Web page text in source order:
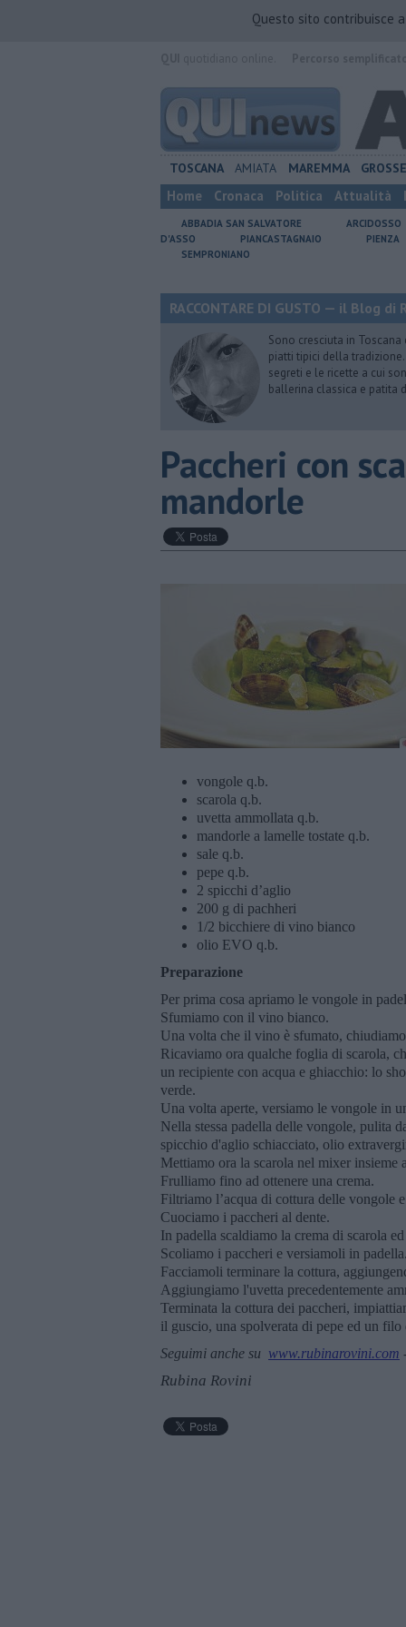
Questo sito contribuisce
TOSCANA AMIATA MAREMMA
Home Cronaca Politica Attualità
ABBADIA SAN SALVATORE ARCIDOSSO
D'ASSO
PIANCASTAGNAIO PIENZA
SEMPRONIANO
RACCONTARE DI GUSTO — il Blog di
Sono cresciuta in
piatti tipici della
segreti e le ricette a cui
ballerina classica e patita
Paccheri con
mandorle
vongole q.b.
scarola q.b.
uvetta ammollata q.b.
mandorle a lamelle tostate q.b.
sale q.b.
pepe q.b.
2 spicchi d’aglio
200 g di pachheri
1/2 bicchiere di vino bianco
olio EVO q.b.
Preparazione
Per prima cosa apriamo le vongole in
Sfumiamo con il vino bianco.
Una volta che il vino è sfumato,
Ricaviamo ora qualche foglia di scarola,
un recipiente con acqua e ghiacchio: lo
verde.
Una volta aperte, versiamo le vongole in
Nella stessa padella delle vongole, pulita
spicchio d'aglio schiacciato, olio
Mettiamo ora la scarola nel mixer
Frulliamo fino ad ottenere una crema.
Filtriamo l’acqua di cottura delle vongole
Cuociamo i paccheri al dente.
In padella scaldiamo la crema di scarola
Scoliamo i paccheri e versiamoli in padella.
Facciamoli terminare la cottura,
Aggiungiamo l'uvetta precedentemente
Terminata la cottura dei paccheri,
il guscio, una spolverata di pepe ed un
Seguimi anche su www.rubinarovini.com
Rubina Rovini